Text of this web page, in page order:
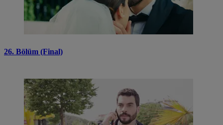
26. Bölüm (Final)